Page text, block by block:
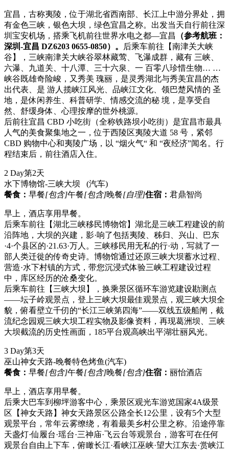
宜昌，古称夷陵，位于湖北省西南部、长江上中游分界处，拥
有金色三峡，银色大坝，绿色宜昌之称。出发当天自行前往深
圳宝安机场，搭乘飞机前往世界水电之都—宜昌
（参考航班：
深圳-宜昌 DZ6203 0655-0850）。
后乘车前往【南津关大峡
谷】，三峡南津关大峡谷翠林藏莺、飞瀑成群，藏有 三峡、
六瀑、九道关、十八潭、三十六泉、一 百零八珍惜生物… …
峡谷既雄奇险峻，又秀美 瑰丽，是灵秀湖北与秀美宜昌的杰
出代表、是 游人揽峡江风光、品峡江文化、领巴楚风情的 圣
地，是休闲养生、科普研学、情感交流的秘 境，是享受自
然、舒缓身体、心理按摩的世外桃源。
后前往宜昌 CBD 小吃街（全称铁路坝小吃街）是宜昌市最具
人气的美食聚集地之一，位于西陵区夷陵大道 58 号，紧邻
CBD 购物中心和夷陵广场，以 “烟火气“ 和 “夜经济”闻名。行
程结束后，前往酒店入住。
2 Day第2天
水下博物馆-三峡大坝 (汽车)
餐食： 早餐[包含]午餐[包含]晚餐[自理]住宿： 君鼎智尚
早上，酒店享用早餐。
后乘车前往【湖北三峡移民博物馆】湖北是三峡工程建设的前
沿阵地，大坝的兴建，影·响了包括夷陵、秭归、兴山、巴东
·4·个县区的·21.63·万人。三峡移民用无私的行·动，写就了一
部人类迁徙的传奇史诗。博物馆通过还原三峡大坝蓄水过程、
营造·水下村镇的方式，带您沉浸式体验三峡工程建设过程
中，库区经历的沧桑变化。
后乘车前往【三峡大坝】，换乘景区循环车游览建设勘测点
——坛子岭观景点，登上三峡大坝最佳观景点，观三峡大坝全
貌，俯看壁立千仞的“长江三峡第四海”——双线五级船闸，截
流纪念园观三峡大坝工程实物及影像资料，再现葛洲坝、三峡
大坝截流的历史性画面，185平台观高峡出平湖壮丽风光。
3 Day第3天
巫山神女天路-晚餐特色烤鱼(汽车)
餐食： 早餐[包含]午餐[包含]晚餐[包含]住宿： 丽怡酒店
早上，酒店享用早餐。
后乘大巴车到柳坪游客中心，乘景区观光车游览国家4A级景
区【神女天路】神女天路景区公路全长12公里，设有5个大型
观景平台，常年云雾缭绕，有着最美乡村公里之称。沿途停靠
天盏灯·仙履台·瑶台·三神庙·飞云台等观景台，游客可在任何
观景台自由上下车，俯瞰长江·看峡江巫峡·望大江东去·赏峡江